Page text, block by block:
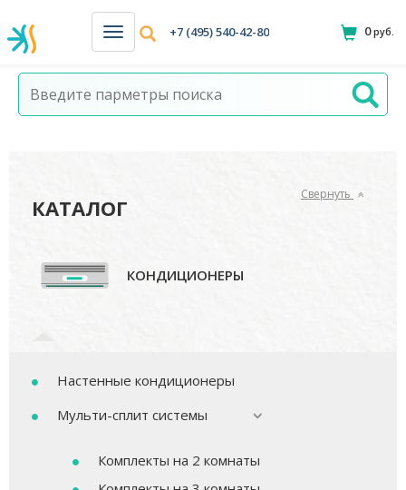
Н
а
в
и
+7 (495) 540-42-80 0руб.
КАТАЛОГ
Свернуть
КОНДИЦИОНЕРЫ
Настенные кондиционеры
Мульти-сплит системы
Комплекты на 2 комнаты